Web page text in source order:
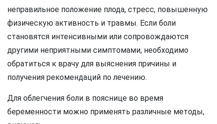
неправильное положение плода, стресс, повышенную
физическую активность и травмы. Если боли
становятся интенсивными или сопровождаются
другими неприятными симптомами, необходимо
обратиться к врачу для выяснения причины и
получения рекомендаций по лечению.
Для облегчения боли в пояснице во время
беременности можно применять различные методы,